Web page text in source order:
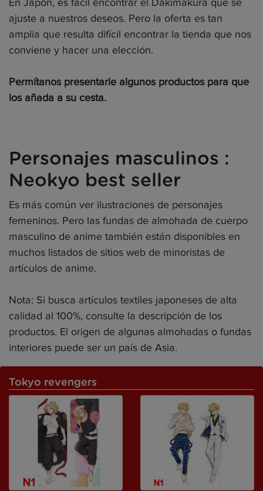
En Japón, es fácil encontrar el Dakimakura que se
ajuste a nuestros deseos. Pero la oferta es tan
amplia que resulta difícil encontrar la tienda que nos
conviene y hacer una elección.
Permítanos presentarle algunos productos para que
los añada a su cesta.
Personajes masculinos :
Neokyo best seller
Es más común ver ilustraciones de personajes
femeninos. Pero las fundas de almohada de cuerpo
masculino de anime también están disponibles en
muchos listados de sitios web de minoristas de
artículos de anime.
Nota: Si busca artículos textiles japoneses de alta
calidad al 100%, consulte la descripción de los
productos. El origen de algunas almohadas o fundas
interiores puede ser un país de Asia.
Tokyo revengers